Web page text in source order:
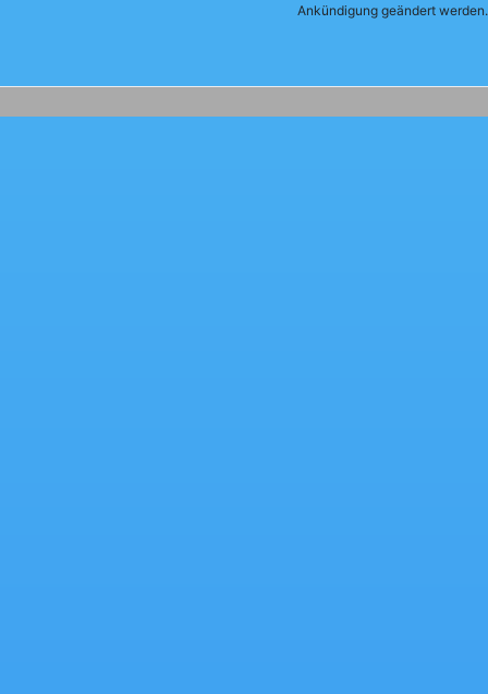
Ankündigung geändert werden.